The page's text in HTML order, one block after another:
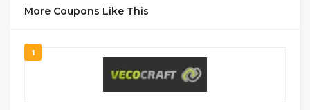
More Coupons Like This
1